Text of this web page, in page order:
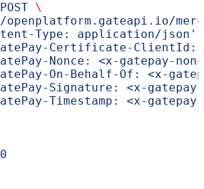
POST \
Type: application/json'
Certificate-
Nonce: <x-gatepay-
On-Behalf-Of: <x-
Signature: <x-
Timestamp: <x-